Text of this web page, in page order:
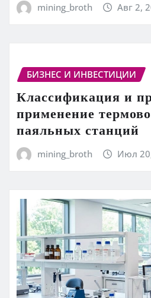
mining_broth Авг 2,
БИЗНЕС И ИНВЕСТИЦИИ
Классификация и
применение
паяльных станций
mining_broth Июл